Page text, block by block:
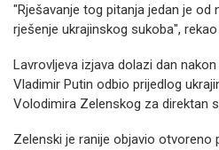
"Rješavanje tog pitanja jedan je od
rješenje ukrajinskog sukoba", rekao
Lavrovljeva izjava dolazi dan
Vladimir Putin odbio prijedlog
Volodimira Zelenskog za direktan
Zelenski je ranije objavio otvoreno